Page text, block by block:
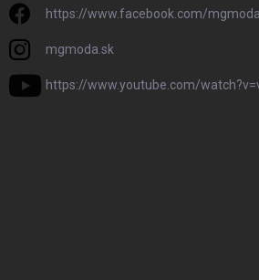
https://www.facebook.com/
mgmoda.sk
https://www.youtube.com/